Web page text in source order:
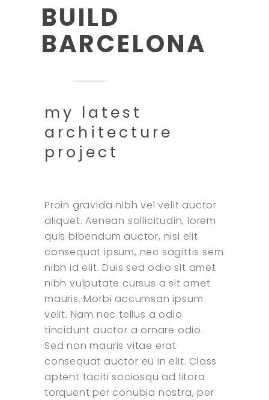
BUILD
BARCELONA
my latest
architecture
project
Proin gravida nibh vel velit auctor
aliquet. Aenean sollicitudin, lorem
quis bibendum auctor, nisi elit
consequat ipsum, nec sagittis sem
nibh id elit. Duis sed odio sit amet
nibh vulputate cursus a sit amet
mauris. Morbi accumsan ipsum
velit. Nam nec tellus a odio
tincidunt auctor a ornare odio.
Sed non mauris vitae erat
consequat auctor eu in elit. Class
aptent taciti sociosqu ad litora
torquent per conubia nostra, per